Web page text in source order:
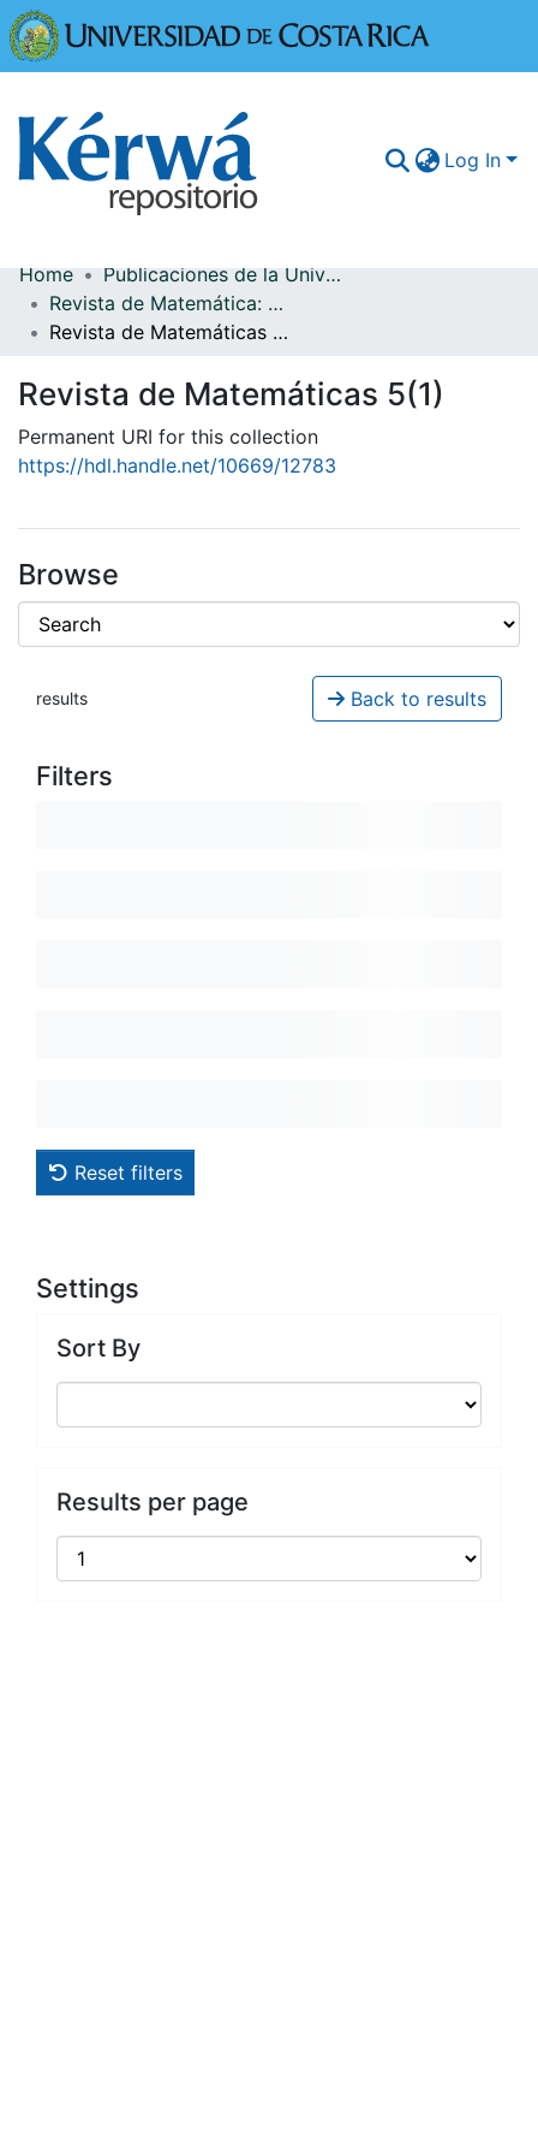
Log In
Communities & Collections
More Information
Browse Kérwá
Statistics
Home
Publicaciones de la Universidad de Costa Rica
Revista de Matemática: Teoría y Aplicaciones
Revista de Matemáticas 5(1)
Revista de Matemáticas 5(1)
Permanent URI for this collection
https://hdl.handle.net/10669/12783
Browse
results Back to results
Filters
Reset filters
Settings
Sort By
Results per page